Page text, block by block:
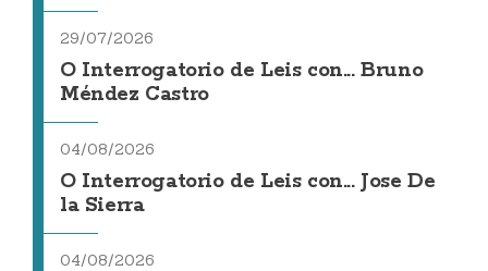
29/07/2026
O Interrogatorio de Leis con... Bruno
Méndez Castro
04/08/2026
O Interrogatorio de Leis con... Jose De
la Sierra
04/08/2026